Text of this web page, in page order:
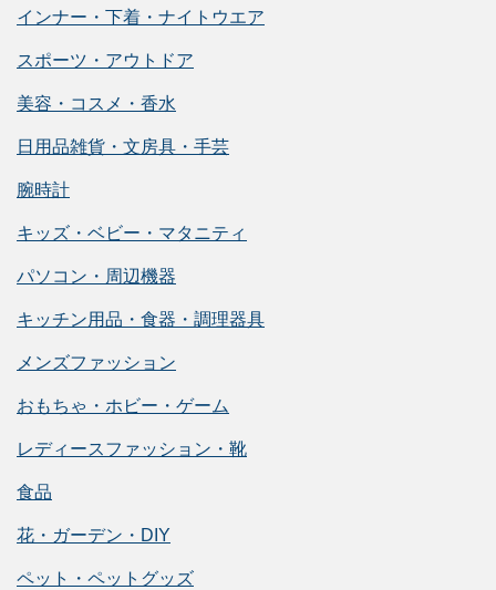
インナー・下着・ナイトウエア
スポーツ・アウトドア
美容・コスメ・香水
日用品雑貨・文房具・手芸
腕時計
キッズ・ベビー・マタニティ
パソコン・周辺機器
キッチン用品・食器・調理器具
メンズファッション
おもちゃ・ホビー・ゲーム
レディースファッション・靴
食品
花・ガーデン・DIY
ペット・ペットグッズ